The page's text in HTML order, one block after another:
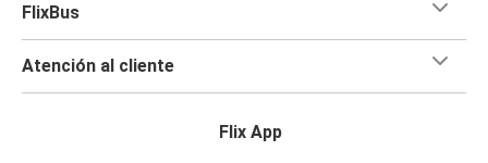
FlixBus
Atención al cliente
Flix App